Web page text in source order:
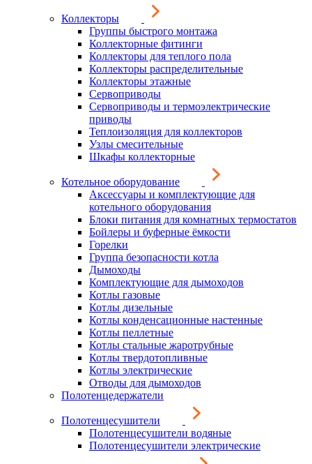
Коллекторы
Группы быстрого монтажа
Коллекторные фитинги
Коллекторы для теплого пола
Коллекторы распределительные
Коллекторы этажные
Сервоприводы
Сервоприводы и термоэлектрические
приводы
Теплоизоляция для коллекторов
Узлы смесительные
Шкафы коллекторные
Котельное оборудование
Аксессуары и комплектующие для
котельного оборудования
Блоки питания для комнатных термостатов
Бойлеры и буферные ёмкости
Горелки
Группа безопасности котла
Дымоходы
Комплектующие для дымоходов
Котлы газовые
Котлы дизельные
Котлы конденсационные настенные
Котлы пеллетные
Котлы стальные жаротрубные
Котлы твердотопливные
Котлы электрические
Отводы для дымоходов
Полотенцедержатели
Полотенцесушители
Полотенцесушители водяные
Полотенцесушители электрические